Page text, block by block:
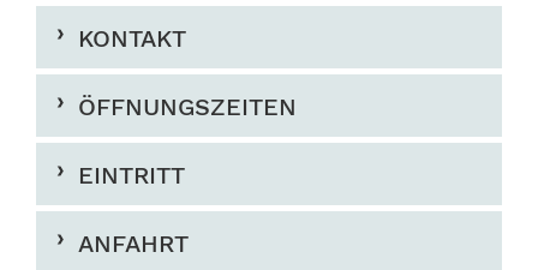
KONTAKT
ÖFFNUNGSZEITEN
EINTRITT
ANFAHRT